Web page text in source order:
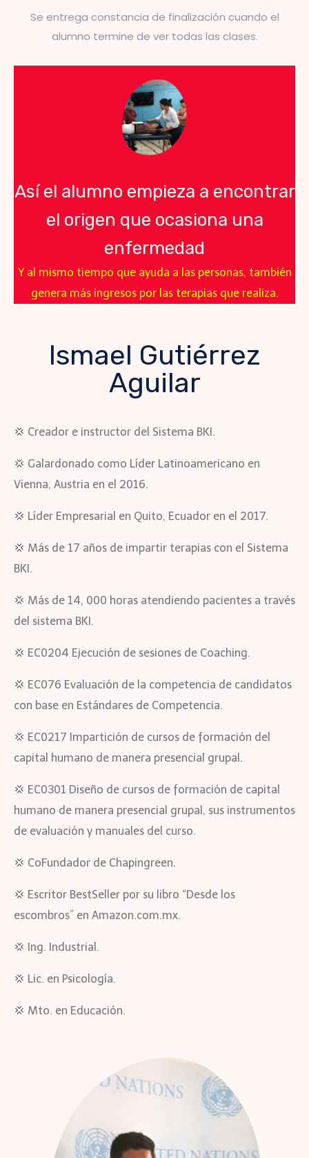
Se entrega constancia de finalización cuando el
alumno termine de ver todas las clases.
Así el alumno empieza a encontrar
el origen que ocasiona una
enfermedad
Y al mismo tiempo que ayuda a las personas, también
genera más ingresos por las terapias que realiza.
Ismael Gutiérrez
Aguilar
💢 Creador e instructor del Sistema BKI.
💢 Galardonado como Líder Latinoamericano en
Vienna, Austria en el 2016.
💢 Líder Empresarial en Quito, Ecuador en el 2017.
💢 Más de 17 años de impartir terapias con el Sistema
BKI.
💢 Más de 14, 000 horas atendiendo pacientes a través
del sistema BKI.
💢 EC0204 Ejecución de sesiones de Coaching.
💢 EC076 Evaluación de la competencia de candidatos
con base en Estándares de Competencia.
💢 EC0217 Impartición de cursos de formación del
capital humano de manera presencial grupal.
💢 EC0301 Diseño de cursos de formación de capital
humano de manera presencial grupal, sus instrumentos
de evaluación y manuales del curso.
💢 CoFundador de Chapingreen.
💢 Escritor BestSeller por su libro “Desde los
escombros” en Amazon.com.mx.
💢 Ing. Industrial.
💢 Lic. en Psicología.
💢 Mto. en Educación.